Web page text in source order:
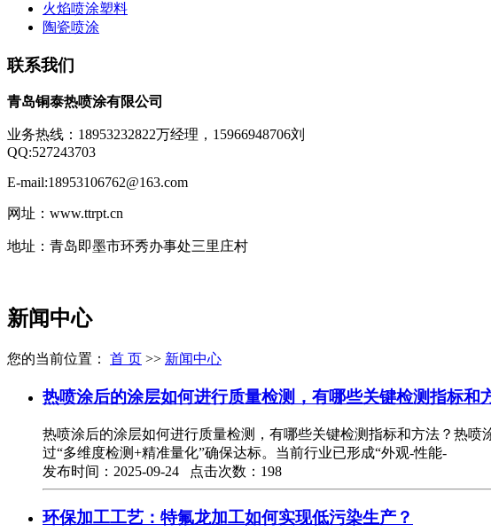
火焰喷涂塑料
陶瓷喷涂
联系我们
青岛铜泰热喷涂有限公司
业务热线：18953232822万经理，15966948706刘
QQ:527243703
E-mail:18953106762@163.com
网址：www.ttrpt.cn
地址：青岛即墨市环秀办事处三里庄村
新闻中心
您的当前位置： 首 页 >> 新闻中心
热喷涂后的涂层如何进行质量检测，有哪些关键检测指标和
热喷涂后的涂层如何进行质量检测，有哪些关键检测指标和方法？热
过“多维度检测+精准量化”确保达标。当前行业已形成“外观-性能-
发布时间：2025-09-24 点击次数：198
环保加工工艺：特氟龙加工如何实现低污染生产？